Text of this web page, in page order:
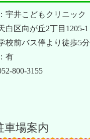
宇井こどもクリニック
白区向が丘2丁目1205-1
校前バス停より徒歩5分
有
800-3155
車場案内